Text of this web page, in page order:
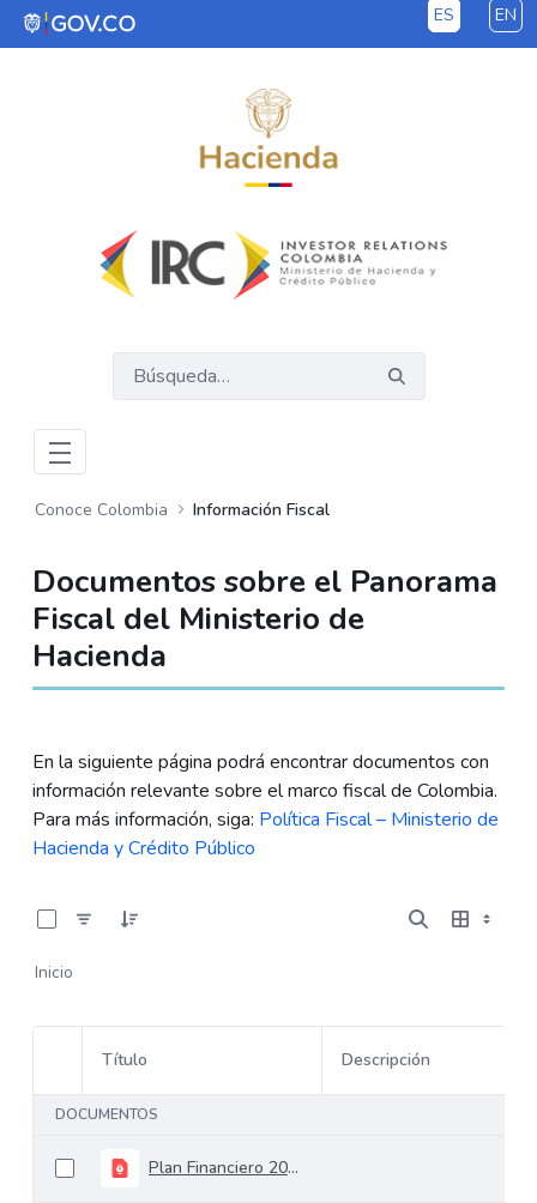
Saltar al contenido principal ES EN
Conoce Colombia Información Fiscal
Documentos sobre el Panorama
Fiscal del Ministerio de
Hacienda
En la siguiente página podrá encontrar documentos con
información relevante sobre el marco fiscal de Colombia.
Para más información, siga: Política Fiscal – Ministerio de
Hacienda y Crédito Público
Inicio
Selección del elemento
Título Descripción
DOCUMENTOS
Plan Financiero 2025